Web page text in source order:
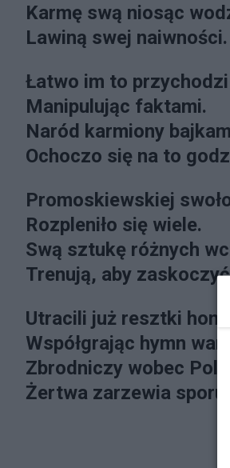
Karmę swą niosąc
Lawiną swej naiwności.
Łatwo im to przychodzi
Manipulując faktami.
Naród karmiony
Ochoczo się na to
Promoskiewskiej
Rozpleniło się wiele.
Swą sztukę różnych
Trenują, aby
Utracili już resztki
Współgrając hymn
Zbrodniczy wobec
Żertwa zarzewia sporu